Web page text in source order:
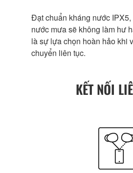
Đạt chuẩn kháng nước
nước mưa sẽ không làm hư
là sự lựa chọn hoàn hảo khi
chuyển liên tục.
KẾT NỐI